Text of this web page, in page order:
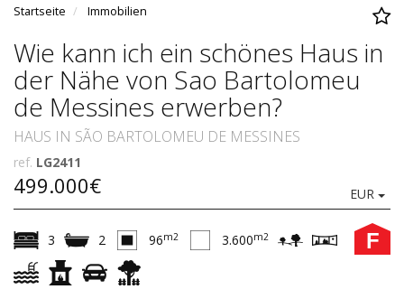
Startseite Immobilien
Wie kann ich ein schönes Haus in
der Nähe von Sao Bartolomeu
de Messines erwerben?
HAUS IN SÃO BARTOLOMEU DE MESSINES
ref. LG2411
499.000€ EUR
F
3 2 96m2 3.600m2